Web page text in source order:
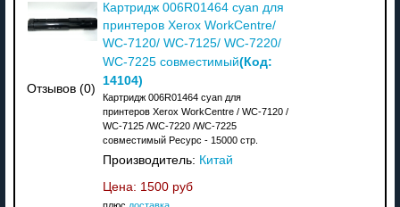
Отзывов (0)
Картридж 006R01464 cyan для
принтеров Xerox WorkCentre/
WC-7120/ WC-7125/ WC-7220/
WC-7225 совместимый(Код:
14104)
Картридж 006R01464 cyan для
принтеров Xerox WorkCentre / WC-7120 /
WC-7125 /WC-7220 /WC-7225
совместимый Ресурс - 15000 стр.
Производитель: Китай
Цена: 1500 руб